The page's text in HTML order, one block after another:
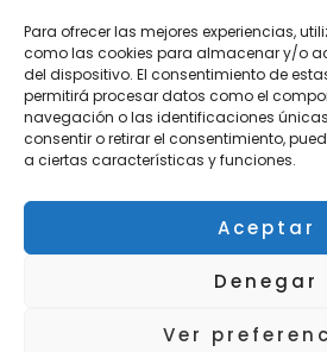
Para ofrecer las mejores experiencias,
como las cookies para almacenar y/o
del dispositivo. El consentimiento de
permitirá procesar datos como el
navegación o las identificaciones únicas
consentir o retirar el consentimiento,
a ciertas características y funciones.
Aceptar
Denegar
Ver